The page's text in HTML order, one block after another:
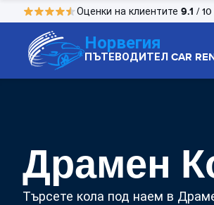
Оценки на клиентите 9.1 / 10
Норвегия
ПЪТЕВОДИТЕЛ CAR
Драмен
Търсете кола под наем в